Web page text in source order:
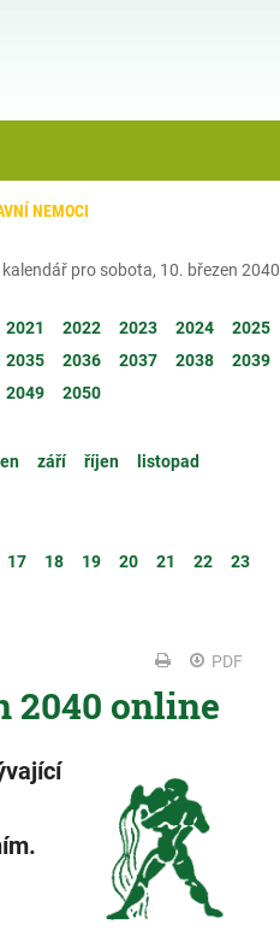
NEMOCI
pro sobota, 10. březen 2040
2021 2022 2023 2024
2025
2035 2036 2037 2038
2039
2049 2050
září říjen
listopad
17 18 19 20 21 22
23
PDF
2040 online